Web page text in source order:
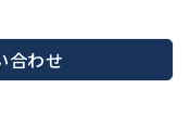
合わせ